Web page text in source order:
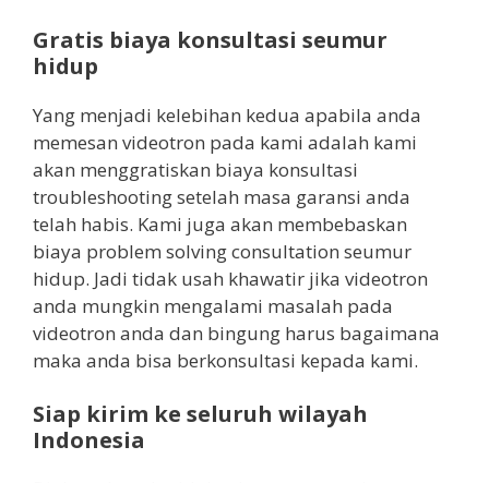
Gratis biaya konsultasi seumur
hidup
Yang menjadi kelebihan kedua apabila anda
memesan videotron pada kami adalah kami
akan menggratiskan biaya konsultasi
troubleshooting setelah masa garansi anda
telah habis. Kami juga akan membebaskan
biaya problem solving consultation seumur
hidup. Jadi tidak usah khawatir jika videotron
anda mungkin mengalami masalah pada
videotron anda dan bingung harus bagaimana
maka anda bisa berkonsultasi kepada kami.
Siap kirim ke seluruh wilayah
Indonesia